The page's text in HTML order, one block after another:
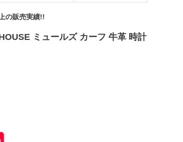
の販売実績!!
ミュールズ カーフ 牛革 時計